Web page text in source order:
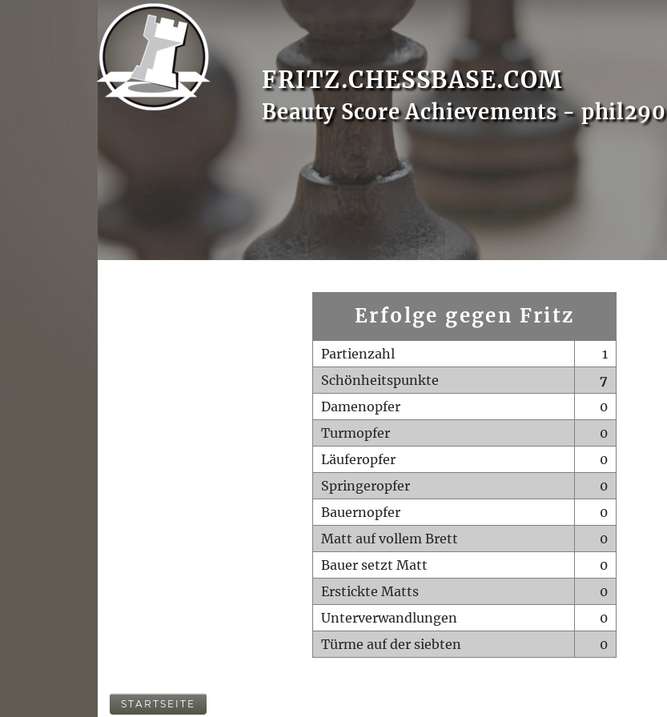
FRITZ.CHESSBASE.COM
Beauty Score Achievements - phil290
Erfolge gegen Fritz
Partienzahl
1
Schönheitspunkte
7
Damenopfer
0
Turmopfer
0
Läuferopfer
0
Springeropfer
0
Bauernopfer
0
Matt auf vollem Brett
0
Bauer setzt Matt
0
Erstickte Matts
0
Unterverwandlungen
0
Türme auf der siebten
0
STARTSEITE